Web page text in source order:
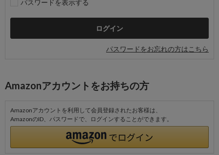
パスワードを表示する
パスワードをお忘れの方はこちら
Amazonアカウントをお持ちの方
Amazonアカウントを利用して会員登録されたお客様は、
AmazonのID、パスワードで、ログインすることができます。